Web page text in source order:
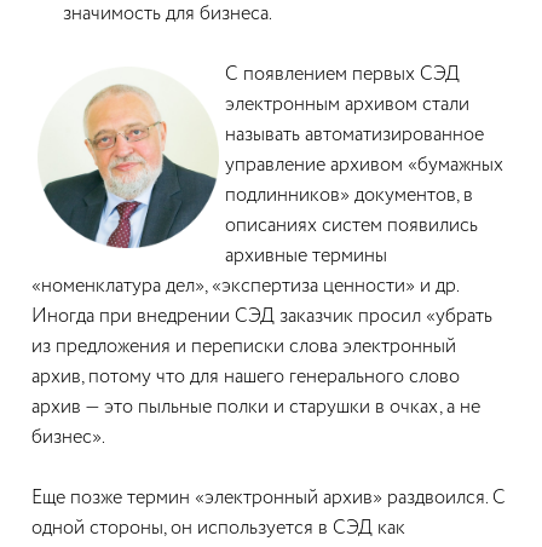
значимость для бизнеса.
С появлением первых СЭД
электронным архивом стали
называть автоматизированное
управление архивом «бумажных
подлинников» документов, в
описаниях систем появились
архивные термины
«номенклатура дел», «экспертиза ценности» и др.
Иногда при внедрении СЭД заказчик просил «убрать
из предложения и переписки слова электронный
архив, потому что для нашего генерального слово
архив — это пыльные полки и старушки в очках, а не
бизнес».
Еще позже термин «электронный архив» раздвоился. С
одной стороны, он используется в СЭД как